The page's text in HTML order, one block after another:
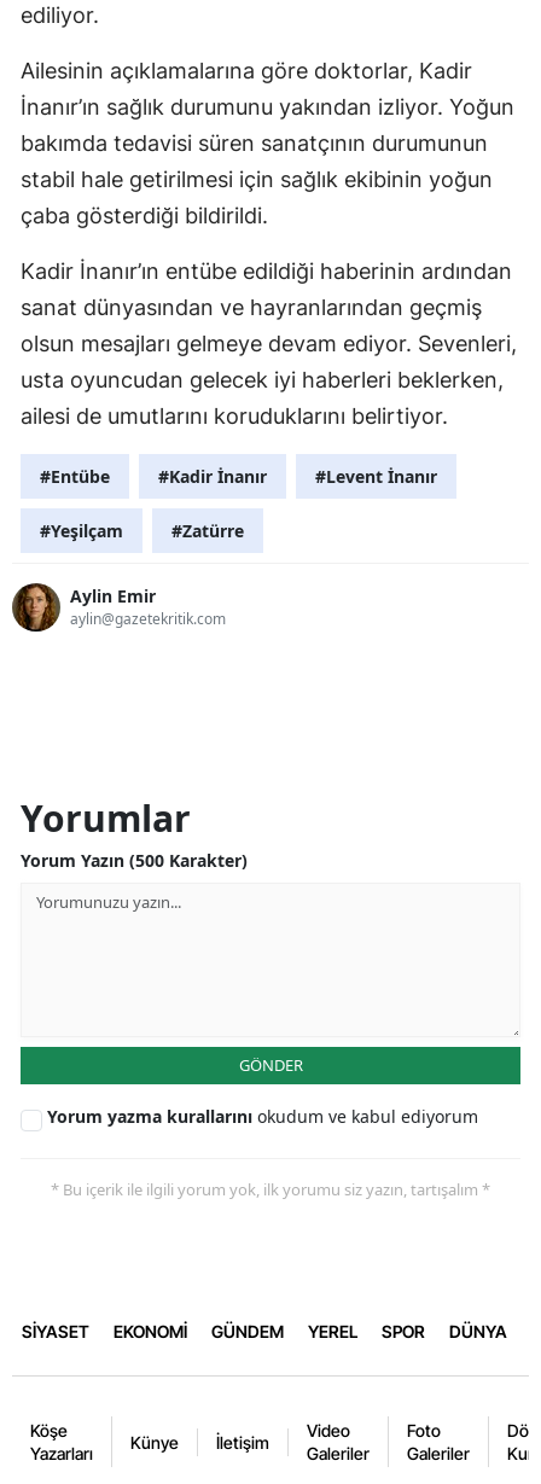
ediliyor.
Ailesinin açıklamalarına göre doktorlar, Kadir
İnanır’ın sağlık durumunu yakından izliyor. Yoğun
bakımda tedavisi süren sanatçının durumunun
stabil hale getirilmesi için sağlık ekibinin yoğun
çaba gösterdiği bildirildi.
Kadir İnanır’ın entübe edildiği haberinin ardından
sanat dünyasından ve hayranlarından geçmiş
olsun mesajları gelmeye devam ediyor. Sevenleri,
usta oyuncudan gelecek iyi haberleri beklerken,
ailesi de umutlarını koruduklarını belirtiyor.
#Entübe #Kadir İnanır #Levent İnanır
#Yeşilçam #Zatürre
Aylin Emir
aylin@gazetekritik.com
Yorumlar
Yorum Yazın (500 Karakter)
GÖNDER
Yorum yazma kurallarını okudum ve kabul ediyorum
* Bu içerik ile ilgili yorum yok, ilk yorumu siz yazın, tartışalım *
SİYASET EKONOMİ GÜNDEM YEREL SPOR DÜNYA
Köşe
Yazarları
Künye İletişim
Video
Galeriler
Foto
Galeriler